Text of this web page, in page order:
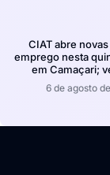
CIAT abre
emprego nesta
em Camaçari;
6 de agosto